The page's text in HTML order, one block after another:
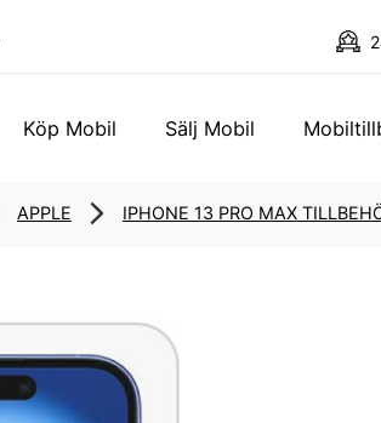
Köp Mobil Sälj Mobil
APPLE IPHONE 13 PRO MAX